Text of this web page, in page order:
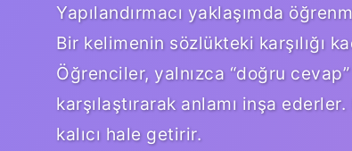
Yapılandırmacı yaklaşımda
Bir kelimenin sözlükteki karşılığı
Öğrenciler, yalnızca “doğru
karşılaştırarak anlamı inşa
kalıcı hale getirir.